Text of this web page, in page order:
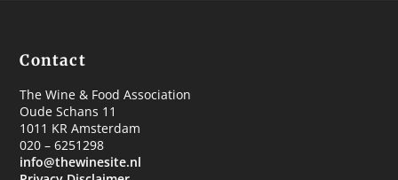
Contact
The Wine & Food Association
Oude Schans 11
1011 KR Amsterdam
020 – 6251298
info@thewinesite.nl